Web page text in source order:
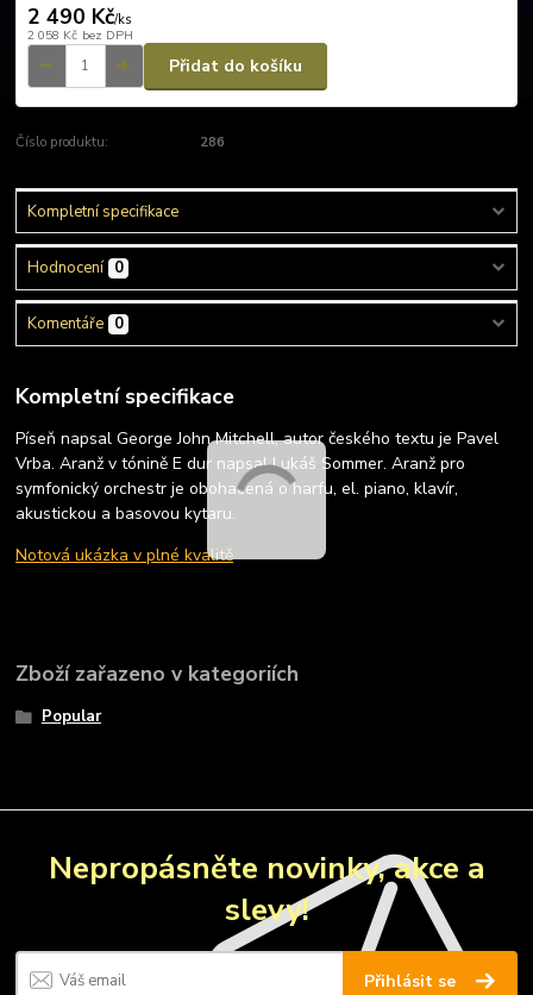
2 490 Kč/ks
2 058 Kč bez DPH
Přidat do košíku
Číslo produktu: 286
Kompletní specifikace
Hodnocení 0
Komentáře 0
Kompletní specifikace
Píseň napsal George John Mitchell, autor českého textu je Pavel
Vrba. Aranž v tónině E dur napsal Lukáš Sommer. Aranž pro
symfonický orchestr je obohacená o harfu, el. piano, klavír,
akustickou a basovou kytaru.
Notová ukázka v plné kvalitě
Zboží zařazeno v kategoriích
Popular
Nepropásněte novinky, akce a
slevy!
Přihlásit se